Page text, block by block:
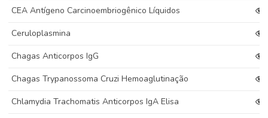
CEA Antígeno Carcinoembriogênico Líquidos
Ceruloplasmina
Chagas Anticorpos IgG
Chagas Trypanossoma Cruzi Hemoaglutinação
Chlamydia Trachomatis Anticorpos IgA Elisa